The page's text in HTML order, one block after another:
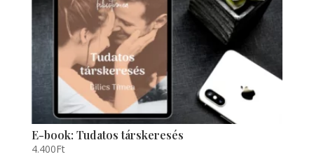
E-book: Tudatos társkeresés
4.400Ft